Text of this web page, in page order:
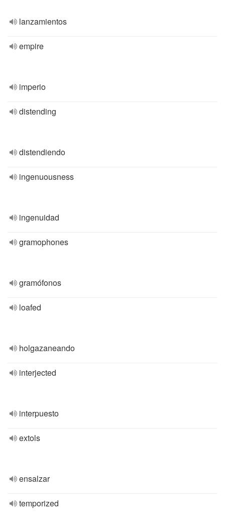
lanzamientos
empire
imperio
distending
distendiendo
ingenuousness
ingenuidad
gramophones
gramófonos
loafed
holgazaneando
interjected
interpuesto
extols
ensalzar
temporized